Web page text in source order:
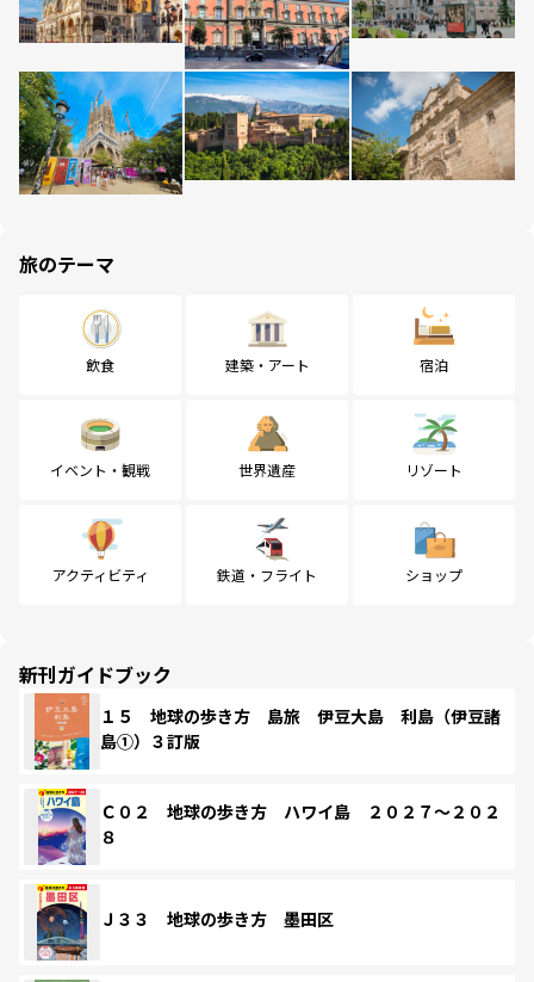
旅のテーマ
飲食 建築・アート 宿泊
イベント・観戦 世界遺産 リゾート
アクティビティ 鉄道・フライト ショップ
新刊ガイドブック
１５ 地球の歩き方 島旅 伊豆大島 利島（伊豆諸
島①）３訂版
Ｃ０２ 地球の歩き方 ハワイ島 ２０２７～２０２
８
Ｊ３３ 地球の歩き方 墨田区